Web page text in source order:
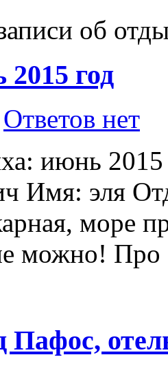
об
год
Ответов нет
июнь 2015
Имя: эля
море
можно! Про
Пафос,